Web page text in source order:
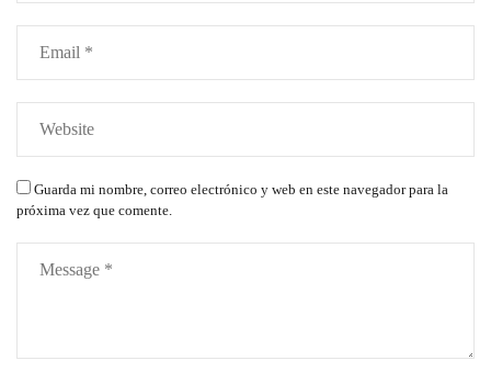
Guarda mi nombre, correo electrónico y web en este navegador para la
próxima vez que comente.